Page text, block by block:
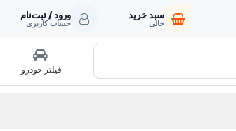
سبد خرید
خالی
ورود / ثبت‌نام
حساب کاربری
فیلتر خودرو